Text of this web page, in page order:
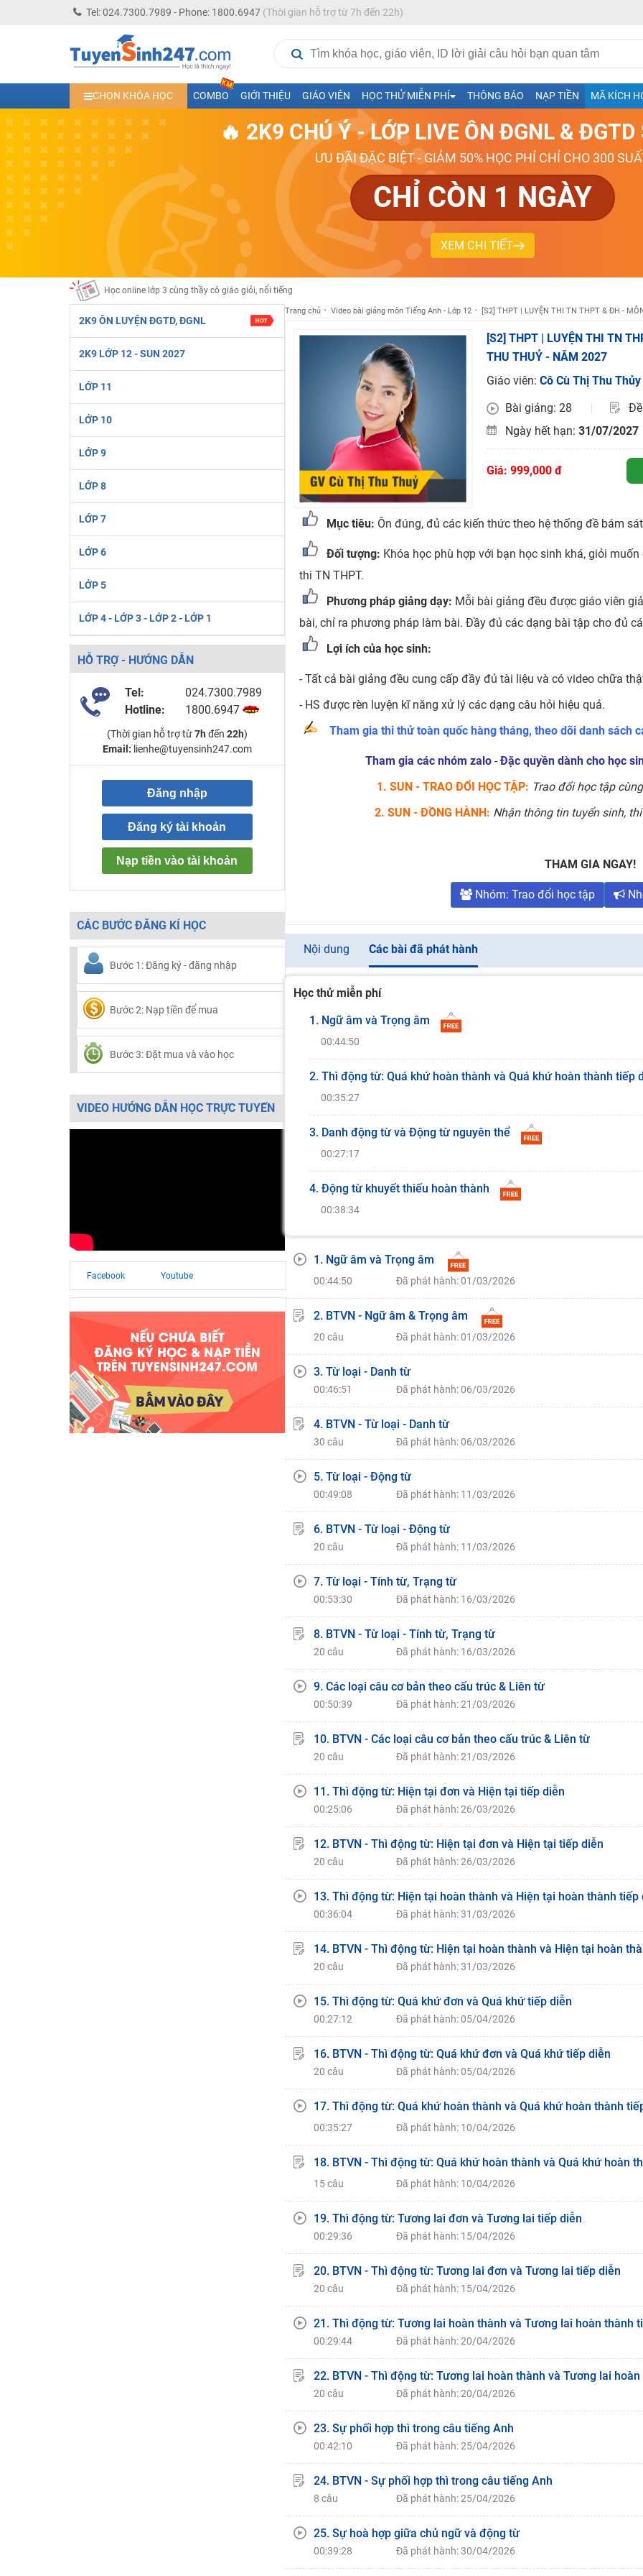
Tel: 024.7300.7989 - Phone: 1800.6947(Thời gian hỗ trợ từ 7h đến 22h)
CHỌN KHÓA HỌC COMBO GIỚI THIỆU GIÁO VIÊN HỌC THỬ MIỄN PHÍ THÔNG BÁO NẠP TIỀN MÃ KÍCH
🔥 2K9 CHÚ Ý - LỚP LIVE ÔN ĐGNL & ĐGTD
ƯU ĐÃI ĐẶC BIỆT - GIẢM 50% HỌC PHÍ CHỈ CHO 300
CHỈ CÒN 1 NGÀY
XEM CHI TIẾT
Học trực tuyến lớp 10 các môn Toán - Lý - Hóa - Văn - Anh- Sinh-Sử-Địa cùng Thầy Cô giỏi, nổi tiếng
Học online trực tuyến cấp Tiểu học và THCS năm học 2026-2027
Học online lớp 5 cùng thầy cô giáo giỏi, nổi tiếng
Học online lớp 7 cùng thầy cô giáo giỏi
Học online lớp 6 cùng thầy cô giỏi, nổi tiếng
Học online lớp 8 cùng thầy cô giáo giỏi
2K13! Bứt Phá Lớp 5 Năm Học 2023 - 2024
Học online lớp 4 cùng thầy cô giáo giỏi, nổi tiếng
Học online lớp 3 cùng thầy cô giáo giỏi, nổi tiếng
Học online lớp 2 với thầy cô giáo giỏi, nổi tiếng
2K6! Lộ Trình Sun 2024 - Ba bước luyện thi TN THPT - ĐH ít nhất 25 điểm
Hot! Lễ hội đồng giá 449K - 499K toàn bộ khoá học tại Tuyensinh247 (Từ 16-18/07/2025)
Đồng giá khóa học 499K - 399K (13/11-15/11)
Khai giảng các khóa lớp 9 Toán - Lý - Hóa - Văn - Anh năm 2018
Khai giảng khóa Ngữ văn 7 - xây nền vững chắc cho tương lai!
Luyện thi vào lớp 10 môn Toán, Văn, Hóa, Anh, Lý với giáo viên giỏi và nổi tiếng
2K9 ÔN LUYỆN ĐGTD, ĐGNL
2K9 LỚP 12 - SUN 2027
LỚP 11
LỚP 10
LỚP 9
LỚP 8
LỚP 7
LỚP 6
LỚP 5
LỚP 4 - LỚP 3 - LỚP 2 - LỚP 1
HỖ TRỢ - HƯỚNG DẪN
Tel:
024.7300.7989
Hotline:
1800.6947
(Thời gian hỗ trợ từ7h đến 22h)
Email: lienhe@tuyensinh247.com
Đăng nhập
Đăng ký tài khoản
Nạp tiền vào tài khoản
CÁC BƯỚC ĐĂNG KÍ HỌC
Bước 1: Đăng ký - đăng nhập
Bước 2: Nạp tiền để mua
Bước 3: Đặt mua và vào học
VIDEO HƯỚNG DẪN HỌC TRỰC TUYẾN
Facebook Youtube
Trang chủ Video bài giảng môn Tiếng Anh - Lớp 12 [S2] THPT | LUYỆN THI TN THPT & ĐH -
[S2] THPT | LUYỆN THI TN
THU THUỶ - NĂM 2027
Giáo viên: Cô Cù Thị Thu Thủy
Bài giảng: 28
Ngày hết hạn: 31/07/2027
Giá: 999,000 đ
Mục tiêu: Ôn đúng, đủ các kiến thức theo hệ thống đề bám
Đối tượng: Khóa học phù hợp với bạn học sinh khá, giỏi
thi TN THPT.
Phương pháp giảng dạy: Mỗi bài giảng đều được giáo viên
bài, chỉ ra phương pháp làm bài. Đầy đủ các dạng bài tập cho đủ
Lợi ích của học sinh:
- Tất cả bài giảng đều cung cấp đầy đủ tài liệu và có video chữa
- HS được rèn luyện kĩ năng xử lý các dạng câu hỏi hiệu quả.
Tham gia thi thử toàn quốc hàng tháng, theo dõi danh sách
Tham gia các nhóm zalo-Đặc quyền dành cho học
1. SUN - TRAO ĐỔI HỌC TẬP: Trao đổi học tập
2. SUN - ĐỒNG HÀNH: Nhận thông tin tuyển sinh,
THAM GIA NGAY!
Nhóm: Trao đổi học tập
Nội dung Các bài đã phát hành
Học thử miễn phí
1. Ngữ âm và Trọng âm
00:44:50
2. Thì động từ: Quá khứ hoàn thành và Quá khứ hoàn thành tiếp
00:35:27
3. Danh động từ và Động từ nguyên thể
00:27:17
4. Động từ khuyết thiếu hoàn thành
00:38:34
1. Ngữ âm và Trọng âm
00:44:50 Đã phát hành: 01/03/2026
2. BTVN - Ngữ âm & Trọng âm
20 câu Đã phát hành: 01/03/2026
3. Từ loại - Danh từ
00:46:51 Đã phát hành: 06/03/2026
4. BTVN - Từ loại - Danh từ
30 câu Đã phát hành: 06/03/2026
5. Từ loại - Động từ
00:49:08 Đã phát hành: 11/03/2026
6. BTVN - Từ loại - Động từ
20 câu Đã phát hành: 11/03/2026
7. Từ loại - Tính từ, Trạng từ
00:53:30 Đã phát hành: 16/03/2026
8. BTVN - Từ loại - Tính từ, Trạng từ
20 câu Đã phát hành: 16/03/2026
9. Các loại câu cơ bản theo cấu trúc & Liên từ
00:50:39 Đã phát hành: 21/03/2026
10. BTVN - Các loại câu cơ bản theo cấu trúc & Liên từ
20 câu Đã phát hành: 21/03/2026
11. Thì động từ: Hiện tại đơn và Hiện tại tiếp diễn
00:25:06 Đã phát hành: 26/03/2026
12. BTVN - Thì động từ: Hiện tại đơn và Hiện tại tiếp diễn
20 câu Đã phát hành: 26/03/2026
13. Thì động từ: Hiện tại hoàn thành và Hiện tại hoàn thành tiếp
00:36:04 Đã phát hành: 31/03/2026
14. BTVN - Thì động từ: Hiện tại hoàn thành và Hiện tại hoàn
20 câu Đã phát hành: 31/03/2026
15. Thì động từ: Quá khứ đơn và Quá khứ tiếp diễn
00:27:12 Đã phát hành: 05/04/2026
16. BTVN - Thì động từ: Quá khứ đơn và Quá khứ tiếp diễn
20 câu Đã phát hành: 05/04/2026
17. Thì động từ: Quá khứ hoàn thành và Quá khứ hoàn thành
00:35:27 Đã phát hành: 10/04/2026
18. BTVN - Thì động từ: Quá khứ hoàn thành và Quá khứ hoàn
15 câu Đã phát hành: 10/04/2026
19. Thì động từ: Tương lai đơn và Tương lai tiếp diễn
00:29:36 Đã phát hành: 15/04/2026
20. BTVN - Thì động từ: Tương lai đơn và Tương lai tiếp diễn
20 câu Đã phát hành: 15/04/2026
21. Thì động từ: Tương lai hoàn thành và Tương lai hoàn thành
00:29:44 Đã phát hành: 20/04/2026
22. BTVN - Thì động từ: Tương lai hoàn thành và Tương lai
20 câu Đã phát hành: 20/04/2026
23. Sự phối hợp thì trong câu tiếng Anh
00:42:10 Đã phát hành: 25/04/2026
24. BTVN - Sự phối hợp thì trong câu tiếng Anh
8 câu Đã phát hành: 25/04/2026
25. Sự hoà hợp giữa chủ ngữ và động từ
00:39:28 Đã phát hành: 30/04/2026